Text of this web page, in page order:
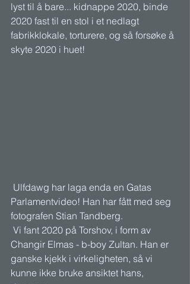
lyst til å bare... kidnappe 2020, binde
2020 fast til en stol i et nedlagt
fabrikklokale, torturere, og så forsøke å
skyte 2020 i huet!
Parlamentvideo! Han har fått med seg
fotografen Stian Tandberg.
Changir Elmas - b-boy Zultan. Han er
ganske kjekk i virkeligheten, så vi
kunne ikke bruke ansiktet hans,